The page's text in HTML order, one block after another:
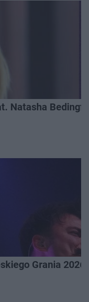
Natasha
Grania 2026